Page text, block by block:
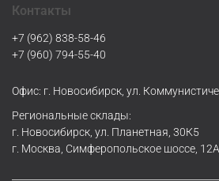
Контакты
+7 (962) 838-58-46
+7 (960) 794-55-40
Офис: г. Новосибирск, ул.
Региональные склады:
г. Новосибирск, ул. Планетная, 30К5
г. Москва, Симферопольское шоссе, 12А